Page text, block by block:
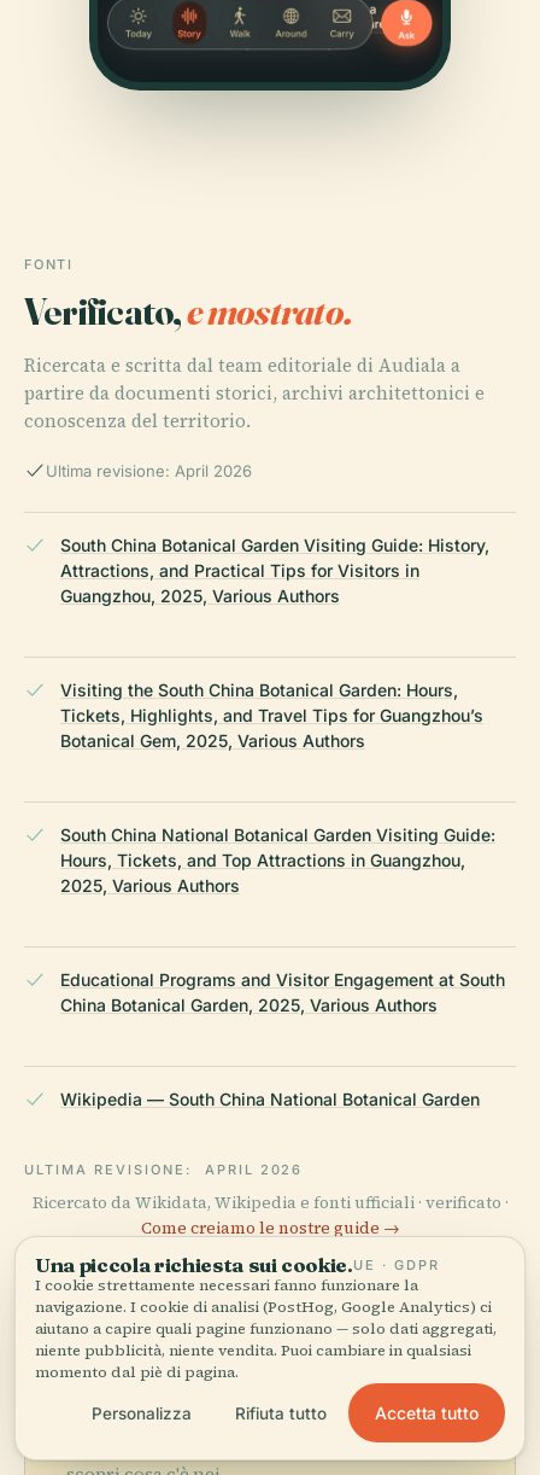
FONTI
Verificato,e mostrato.
Ricercata e scritta dal team editoriale di Audiala a
partire da documenti storici, archivi architettonici e
conoscenza del territorio.
Ultima revisione: April 2026
South China Botanical Garden Visiting Guide: History,
Attractions, and Practical Tips for Visitors in
Guangzhou, 2025, Various Authors
Visiting the South China Botanical Garden: Hours,
Tickets, Highlights, and Travel Tips for Guangzhou’s
Botanical Gem, 2025, Various Authors
South China National Botanical Garden Visiting Guide:
Hours, Tickets, and Top Attractions in Guangzhou,
2025, Various Authors
Educational Programs and Visitor Engagement at South
China Botanical Garden, 2025, Various Authors
Wikipedia — South China National Botanical Garden
ULTIMA REVISIONE: APRIL 2026
Ricercato da Wikidata, Wikipedia e fonti ufficiali · verificato ·
Come creiamo le nostre guide →
Esplora la zona
Vedi Giardino Botanico
Accademia Cinese delle
Vedi mappa
Una piccola richiesta sui cookie.UE · GDPR
I cookie strettamente necessari fanno funzionare la
navigazione. I cookie di analisi (PostHog, Google Analytics) ci
aiutano a capire quali pagine funzionano — solo dati aggregati,
niente pubblicità, niente vendita. Puoi cambiare in qualsiasi
momento dal piè di pagina.
Personalizza Rifiuta tutto Accetta tutto